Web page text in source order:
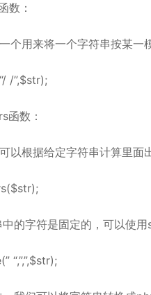
数：
个用来将一个字符串按某一
/”,$str);
函数：
以根据给定字符串计算里面
的字符是固定的，可以使
“,”,”,$str);